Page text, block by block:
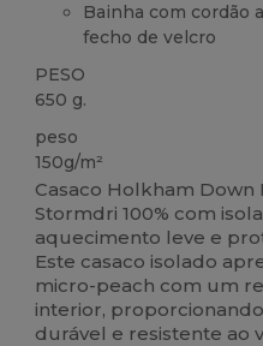
Bainha com cordão
fecho de velcro
PESO
650 g.
peso
150g/m²
Casaco Holkham
Stormdri 100% com
aquecimento leve e
Este casaco isolado
micro-peach com um
interior,
durável e resistente ao